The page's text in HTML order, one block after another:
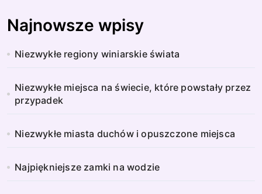
Najnowsze wpisy
Niezwykłe regiony winiarskie świata
Niezwykłe miejsca na świecie, które powstały przez
przypadek
Niezwykłe miasta duchów i opuszczone miejsca
Najpiękniejsze zamki na wodzie